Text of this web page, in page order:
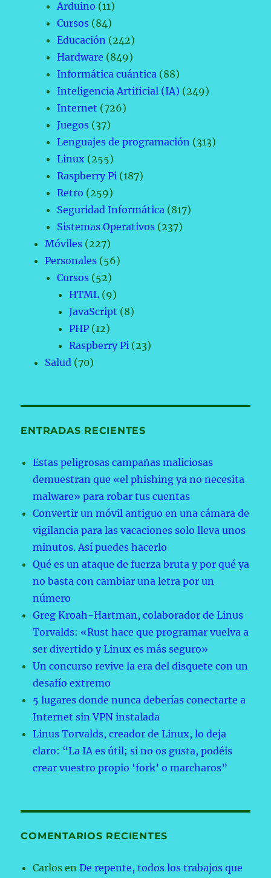
Arduino (11)
Cursos (84)
Educación (242)
Hardware (849)
Informática cuántica (88)
Inteligencia Artificial (IA) (249)
Internet (726)
Juegos (37)
Lenguajes de programación (313)
Linux (255)
Raspberry Pi (187)
Retro (259)
Seguridad Informática (817)
Sistemas Operativos (237)
Móviles (227)
Personales (56)
Cursos (52)
HTML (9)
JavaScript (8)
PHP (12)
Raspberry Pi (23)
Salud (70)
ENTRADAS RECIENTES
Estas peligrosas campañas maliciosas
demuestran que «el phishing ya no necesita
malware» para robar tus cuentas
Convertir un móvil antiguo en una cámara de
vigilancia para las vacaciones solo lleva unos
minutos. Así puedes hacerlo
Qué es un ataque de fuerza bruta y por qué ya
no basta con cambiar una letra por un
número
Greg Kroah-Hartman, colaborador de Linus
Torvalds: «Rust hace que programar vuelva a
ser divertido y Linux es más seguro»
Un concurso revive la era del disquete con un
desafío extremo
5 lugares donde nunca deberías conectarte a
Internet sin VPN instalada
Linus Torvalds, creador de Linux, lo deja
claro: “La IA es útil; si no os gusta, podéis
crear vuestro propio ‘fork’ o marcharos”
COMENTARIOS RECIENTES
Carlos enDe repente, todos los trabajos que